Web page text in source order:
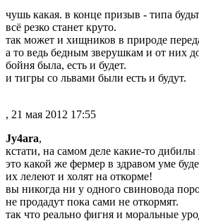
чушь какая. в конце призыв - типа
всё резко станет круто.
так может и хищников в природе
а то ведь бедным зверушкам и от них
бойня была, есть и будет.
и тигры со львами были есть и будут.
, 21 мая 2012 17:55
Jy4ara,
кстати, на самом деле какие-то дибилы
это какой же фермер в здравом уме
их лелеют и холят на откорме!
вы никогда ни у одного свиновода
не продадут пока сами не откормят.
так что реально фигня и моральные